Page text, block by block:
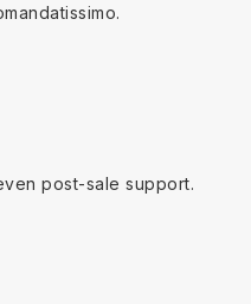
post-sale support.